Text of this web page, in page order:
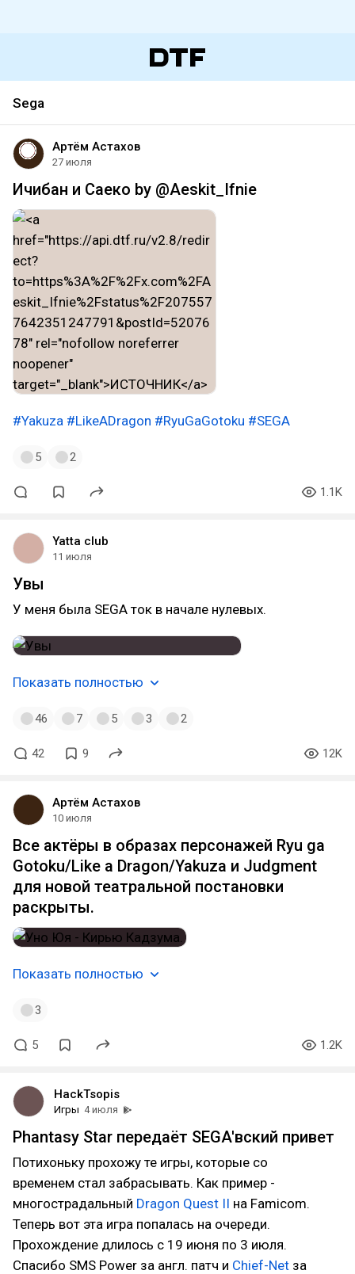
Sega
Артём Астахов
27 июля
Ичибан и Саеко by @Aeskit_Ifnie
#Yakuza #LikeADragon #RyuGaGotoku #SEGA
5 2
1.1K
Yatta club
11 июля
Увы
У меня была SEGA ток в начале нулевых.
Показать полностью
46 7 5 3 2
42 9 12K
Артём Астахов
10 июля
Все актёры в образах персонажей Ryu ga
Gotoku/Like a Dragon/Yakuza и Judgment
для новой театральной постановки
раскрыты.
Показать полностью
3
5 1.2K
HackTsopis
Игры 4 июля
Phantasy Star передаёт SEGA'вский привет
Потихоньку прохожу те игры, которые со
временем стал забрасывать. Как пример -
многострадальный Dragon Quest II на Famicom.
Теперь вот эта игра попалась на очереди.
Прохождение длилось с 19 июня по 3 июля.
Спасибо SMS Power за англ. патч и Chief-Net за